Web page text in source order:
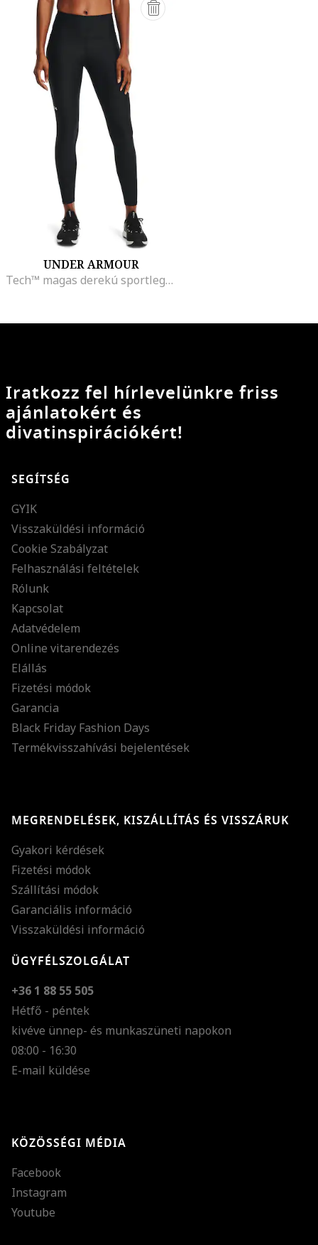
UNDER ARMOUR
Tech™ magas derekú sportleggings, Fehér/Fekete
Iratkozz fel hírlevelünkre friss
ajánlatokért és
divatinspirációkért!
SEGÍTSÉG
GYIK
Visszaküldési információ
Cookie Szabályzat
Felhasználási feltételek
Rólunk
Kapcsolat
Adatvédelem
Online vitarendezés
Elállás
Fizetési módok
Garancia
Black Friday Fashion Days
Termékvisszahívási bejelentések
MEGRENDELÉSEK, KISZÁLLÍTÁS ÉS VISSZÁRUK
Gyakori kérdések
Fizetési módok
Szállítási módok
Garanciális információ
Visszaküldési információ
ÜGYFÉLSZOLGÁLAT
+36 1 88 55 505
Hétfő - péntek
kivéve ünnep- és munkaszüneti napokon
08:00 - 16:30
E-mail küldése
KÖZÖSSÉGI MÉDIA
Facebook
Instagram
Youtube